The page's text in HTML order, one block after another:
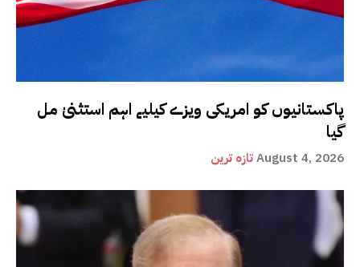
پاکستانیوں کو امریکی ویزے کیلیے اہم استثنیٰ مل
گیا
تازہ ترینAugust 4, 2026